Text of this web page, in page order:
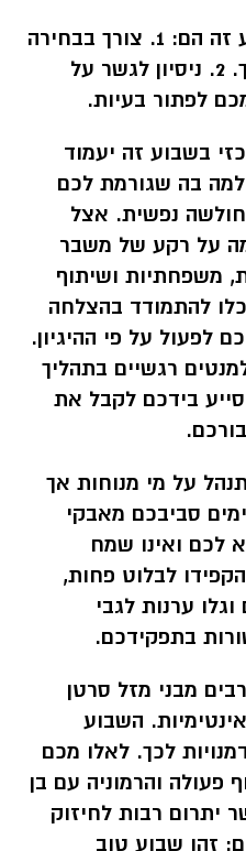
הנושאים העקריים בשבוע זה הם: 1. צורך בבחירה
ונקיטת פעולה עולה הילוך. 2. ניסיון לגשר על
לפתור בעיות.
בשבוע זה יעמוד
בה שגורמת לכם
נפשית. אצל
על רקע של משבר
משפחתיות ושיתוף
להתמודד בהצלחה
לפעול על פי ההיגיון.
רגשיים בתהליך
בידכם לקבל את
על מי מנוחות אך
סביבכם מאבקי
לכם ואינו שמח
לבלוט פחות,
וגלו ערנות לגבי
בתפקידכם.
מבני מזל סרטן
השבוע
לכך. לאלו מכם
פעולה והרמוניה עם בן
יתרום רבות לחיזוק
זהו שבוע טוב